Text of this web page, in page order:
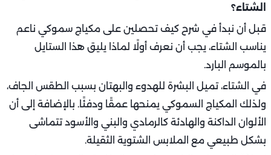
الشتاء؟
قبل أن نبدأ في شرح كيف تحصلين على مكياج سموكي ناعم
يناسب الشتاء، يجب أن نعرف أولًا لماذا يليق هذا الستايل
بالموسم البارد.
في الشتاء، تميل البشرة للهدوء والبهتان بسبب الطقس الجاف،
ولذلك المكياج السموكي يمنحها عمقًا ودفئًا. بالإضافة إلى أن
الألوان الداكنة والهادئة كالرمادي والبني والأسود تتماشى
بشكل طبيعي مع الملابس الشتوية الثقيلة.